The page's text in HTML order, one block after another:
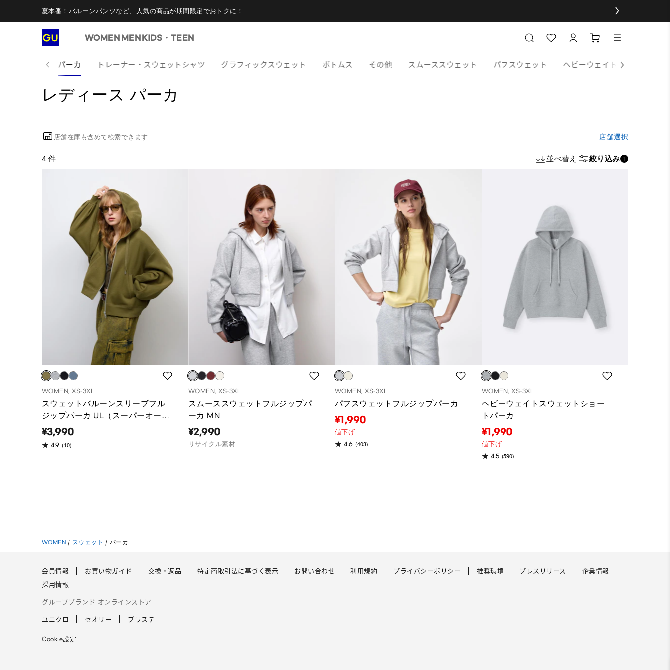
夏本番！バルーンパンツなど、人気の商品が期間限定でおトクに！
WOMEN MENKIDS・TEEN
パーカ トレーナー・スウェットシャツ グラフィックスウェット ボトムス その他 スムーススウェット パフスウェット ヘビーウェイトスウェット
レディース パーカ
店舗在庫も含めて検索できます 店舗選択
4 件 並べ替え 絞り込み 1
WOMEN, XS-3XL
スウェットバルーンスリーブフル
ジップパーカ UL（スーパーオーバ
ーサイズフィット）
¥3,990
4.9 (10)
WOMEN, XS-3XL
スムーススウェットフルジップパ
ーカ MN
¥2,990
リサイクル素材
WOMEN, XS-3XL
パフスウェットフルジップパーカ
¥1,990
値下げ
4.6 (403)
WOMEN, XS-3XL
ヘビーウェイトスウェットショー
トパーカ
¥1,990
値下げ
4.5 (590)
WOMEN / スウェット / パーカ
会員情報 お買い物ガイド 交換・返品 特定商取引法に基づく表示 お問い合わせ 利用規約 プライバシーポリシー 推奨環境 プレスリリース
企業情報
採用情報
グループブランド オンラインストア
ユニクロ セオリー プラステ
Cookie設定